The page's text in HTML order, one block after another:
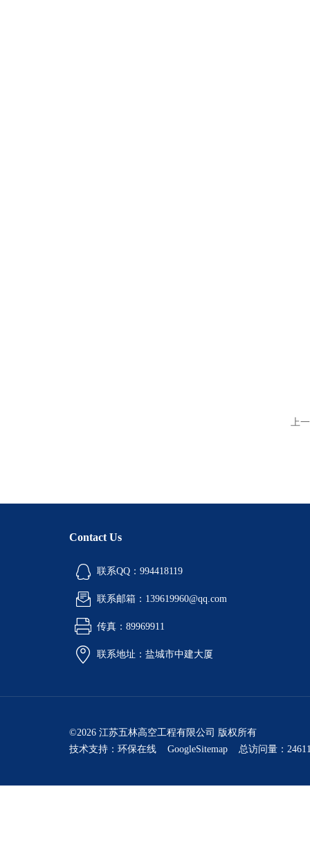
上
Contact Us
联系QQ：994418119
联系邮箱：139619960@qq.com
传真：89969911
联系地址：盐城市中建大厦
©2026 江苏五林高空工程有限公司 版权所有
技术支持： 环保在线 GoogleSitemap 总访问量：